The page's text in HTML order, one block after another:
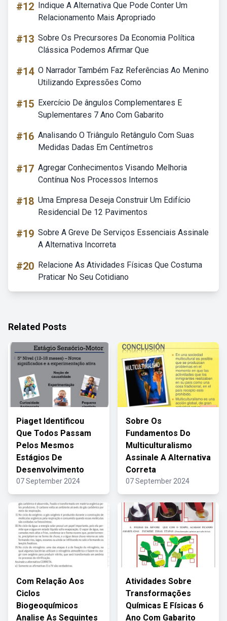
#12 Indique A Alternativa Que Pode Conter Um
Relacionamento Mais Apropriado
#13 Sobre Os Precursores Da Economia Política
Clássica Podemos Afirmar Que
#14 O Narrador Também Faz Referências Ao Menino
Utilizando Expressões Como
#15 Exercício De ângulos Complementares E
Suplementares 7 Ano Com Gabarito
#16 Analisando O Triângulo Retângulo Com Suas
Medidas Dadas Em Centímetros
#17 Agregar Conhecimentos Visando Melhoria
Contínua Nos Processos Internos
#18 Uma Empresa Deseja Construir Um Edifício
Residencial De 12 Pavimentos
#19 Sobre A Greve De Serviços Essenciais Assinale
A Alternativa Incorreta
#20 Relacione As Atividades Físicas Que Costuma
Praticar No Seu Cotidiano
Related Posts
Piaget Identificou
Que Todos Passam
Pelos Mesmos
Estágios De
Desenvolvimento
07 September 2024
Sobre Os
Fundamentos Do
Multiculturalismo
Assinale A Alternativa
Correta
07 September 2024
Com Relação Aos
Ciclos
Biogeoquímicos
Analise As Seguintes
Atividades Sobre
Transformações
Químicas E Físicas 6
Ano Com Gabarito